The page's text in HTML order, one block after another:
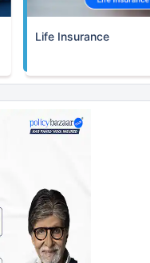
Life Insurance